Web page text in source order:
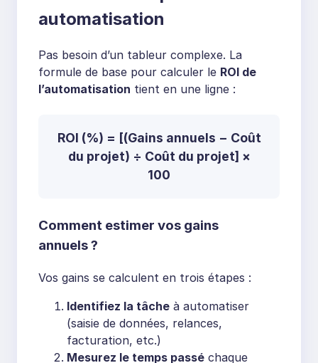
automatisation
Pas besoin d’un tableur complexe. La
formule de base pour calculer le ROI de
l’automatisation tient en une ligne :
ROI (%) = [(Gains annuels − Coût
du projet) ÷ Coût du projet] ×
100
Comment estimer vos gains
annuels ?
Vos gains se calculent en trois étapes :
Identifiez la tâche à automatiser
(saisie de données, relances,
facturation, etc.)
Mesurez le temps passé chaque